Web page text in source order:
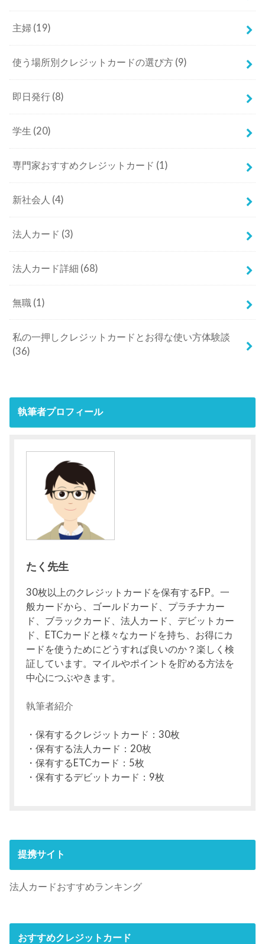
主婦 (19)
使う場所別クレジットカードの選び方 (9)
即日発行 (8)
学生 (20)
専門家おすすめクレジットカード (1)
新社会人 (4)
法人カード (3)
法人カード詳細 (68)
無職 (1)
私の一押しクレジットカードとお得な使い方体験談
(36)
執筆者プロフィール
たく先生
30枚以上のクレジットカードを保有するFP。一
般カードから、ゴールドカード、プラチナカー
ド、ブラックカード、法人カード、デビットカー
ド、ETCカードと様々なカードを持ち、お得にカ
ードを使うためにどうすれば良いのか？楽しく検
証しています。マイルやポイントを貯める方法を
中心につぶやきます。
執筆者紹介
・保有するクレジットカード：30枚
・保有する法人カード：20枚
・保有するETCカード：5枚
・保有するデビットカード：9枚
提携サイト
法人カードおすすめランキング
おすすめクレジットカード